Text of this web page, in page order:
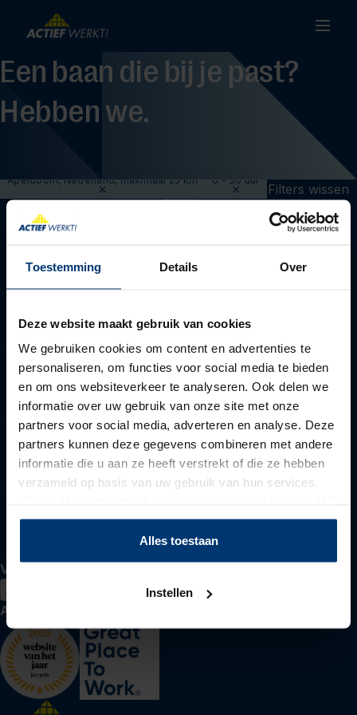
Toestemming Details Over
Deze website maakt gebruik van cookies
We gebruiken cookies om content en advertenties te
personaliseren, om functies voor social media te bieden
en om ons websiteverkeer te analyseren. Ook delen we
informatie over uw gebruik van onze site met onze
partners voor social media, adverteren en analyse. Deze
partners kunnen deze gegevens combineren met andere
informatie die u aan ze heeft verstrekt of die ze hebben
verzameld op basis van uw gebruik van hun services.
u liever geen cookies, klik dan op "instellen". Op onze
kunt u meer lezen over onze cookies.
Alles toestaan
Instellen
Een baan die bij je past?
Hebben we.
Apeldoorn, Nederland, maximaal 25 km 0 - 36 uur
Filters wissen
Voor werkzoekenden
Voor werkgevers
Over Actief Werkt
Volg ons
Awards